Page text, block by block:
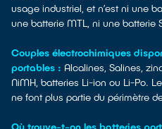
usage industriel, et n’est ni une
une batterie MTL, ni une batterie
Couples électrochimiques
portables : Alcalines, Salines,
NiMH, batteries Li-ion ou Li-Po.
ne font plus partie du périmètre
Où trouve-t-on les batteries